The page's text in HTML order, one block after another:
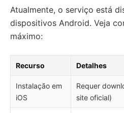
Atualmente, o serviço está
dispositivos Android. Veja
máximo:
Recurso Detalhes
Instalação em
iOS
Requer
site oficial)